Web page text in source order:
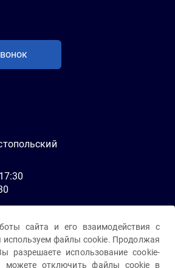
сайта и его взаимодействия с
файлы cookie. Продолжая
разрешаете использование cookie-
можете отключить файлы cookie в